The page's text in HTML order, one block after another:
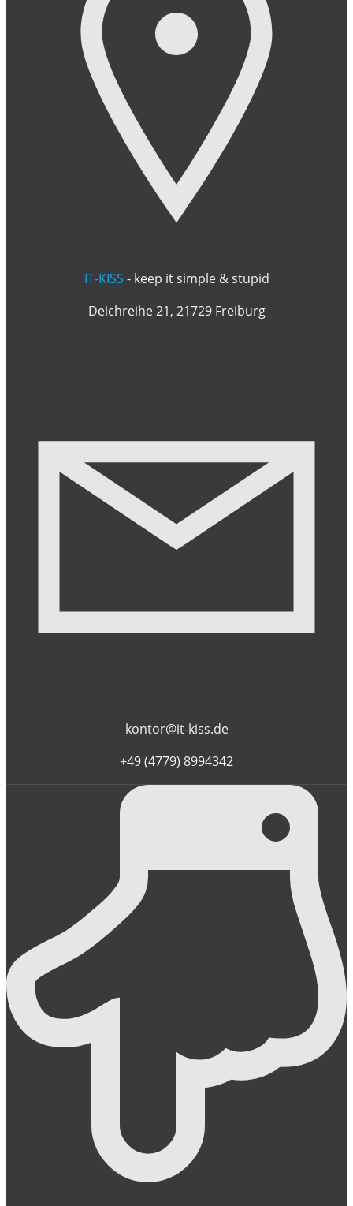
IT-KISS - keep it simple & stupid
Deichreihe 21, 21729 Freiburg
kontor@it-kiss.de
+49 (4779) 8994342